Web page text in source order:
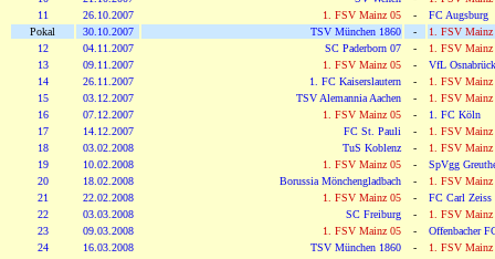
11
26.10.2007 1. FSV Mainz 05 -
FC Augsburg
Pokal
30.10.2007 TSV München 1860 -
1. FSV Mainz
12
04.11.2007 SC Paderborn 07 -
1. FSV Mainz
13
09.11.2007 1. FSV Mainz 05 -
VfL Osnabrück
14
26.11.2007 1. FC Kaiserslautern -
1. FSV Mainz
15
03.12.2007 TSV Alemannia Aachen -
1. FSV Mainz
16
07.12.2007 1. FSV Mainz 05 -
1. FC Köln
17
14.12.2007 FC St. Pauli -
1. FSV Mainz
18
03.02.2008 TuS Koblenz -
1. FSV Mainz
19
10.02.2008 1. FSV Mainz 05 -
SpVgg
20
18.02.2008 Borussia Mönchengladbach -
1. FSV Mainz
21
22.02.2008 1. FSV Mainz 05 -
FC Carl Zeiss
22
03.03.2008 SC Freiburg -
1. FSV Mainz
23
09.03.2008 1. FSV Mainz 05 -
Offenbacher
24
16.03.2008 TSV München 1860 -
1. FSV Mainz